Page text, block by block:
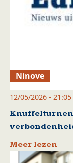
Ninove
12/05/2026 - 21:05
Knuffelturnen
Meer lezen